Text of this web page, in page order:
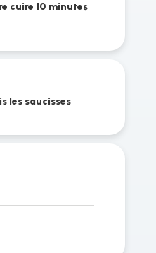
cuire 10 minutes
les saucisses